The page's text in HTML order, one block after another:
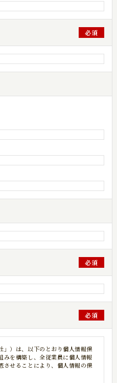
必須
必須
必須
」）は、以下のとおり個人情報保
みを構築し、​​​​​​​全従業員に個人情報
させることにより、個人情報の保